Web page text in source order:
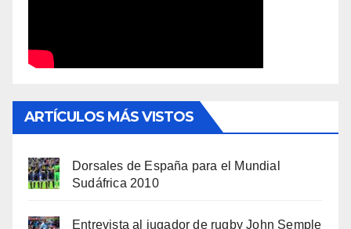
ARTÍCULOS MÁS VISTOS
Dorsales de España para el Mundial
Sudáfrica 2010
Entrevista al jugador de rugby John Semple